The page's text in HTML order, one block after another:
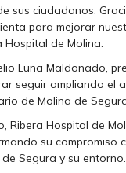
sus ciudadanos.
para mejorar
Hospital de Molina.
Luna Maldonado,
seguir ampliando el
de Molina de
Ribera Hospital de
su compromiso
Segura y su entorno.